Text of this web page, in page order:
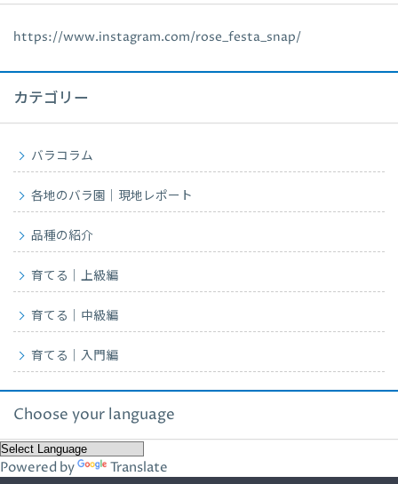
https://www.instagram.com/rose_festa_snap/
カテゴリー
バラコラム
各地のバラ園｜現地レポート
品種の紹介
育てる｜上級編
育てる｜中級編
育てる｜入門編
Choose your language
Powered by Translate